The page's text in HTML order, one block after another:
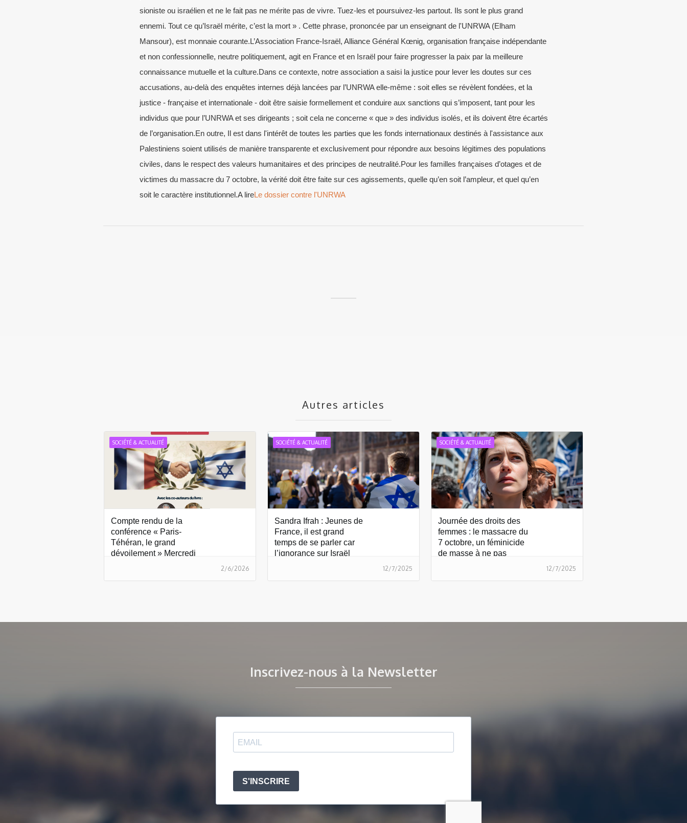
sioniste ou israélien et ne le fait pas ne mérite pas de vivre. Tuez-les et poursuivez-les partout. Ils sont le plus grand
ennemi. Tout ce qu’Israël mérite, c’est la mort » . Cette phrase, prononcée par un enseignant de l'UNRWA (Elham
Mansour), est monnaie courante.L’Association France-Israël, Alliance Général Kœnig, organisation française indépendante
et non confessionnelle, neutre politiquement, agit en France et en Israël pour faire progresser la paix par la meilleure
connaissance mutuelle et la culture.Dans ce contexte, notre association a saisi la justice pour lever les doutes sur ces
accusations, au-delà des enquêtes internes déjà lancées par l’UNRWA elle-même : soit elles se révèlent fondées, et la
justice - française et internationale - doit être saisie formellement et conduire aux sanctions qui s’imposent, tant pour les
individus que pour l’UNRWA et ses dirigeants ; soit cela ne concerne « que » des individus isolés, et ils doivent être écartés
de l’organisation.En outre, Il est dans l'intérêt de toutes les parties que les fonds internationaux destinés à l'assistance aux
Palestiniens soient utilisés de manière transparente et exclusivement pour répondre aux besoins légitimes des populations
civiles, dans le respect des valeurs humanitaires et des principes de neutralité.Pour les familles françaises d’otages et de
victimes du massacre du 7 octobre, la vérité doit être faite sur ces agissements, quelle qu’en soit l’ampleur, et quel qu’en
soit le caractère institutionnel.A lireLe dossier contre l'UNRWA
Autres articles
SOCIÉTÉ & ACTUALITÉ
Compte rendu de la
conférence « Paris-
Téhéran, le grand
dévoilement » Mercredi
2/6/2026
SOCIÉTÉ & ACTUALITÉ
Sandra Ifrah : Jeunes de
France, il est grand
temps de se parler car
l’ignorance sur Israël
12/7/2025
SOCIÉTÉ & ACTUALITÉ
Journée des droits des
femmes : le massacre du
7 octobre, un féminicide
de masse à ne pas
12/7/2025
Inscrivez-nous à la Newsletter